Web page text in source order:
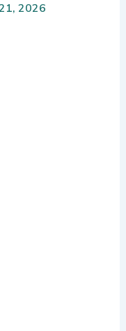
2026